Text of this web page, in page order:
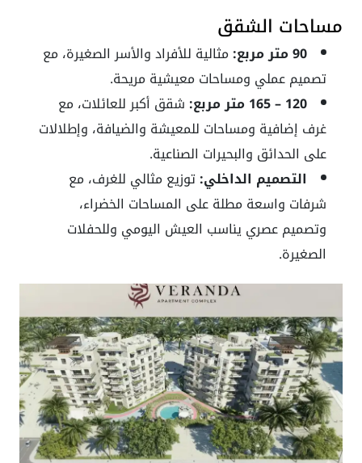
مساحات الشقق
90 متر مربع:
مثالية للأفراد والأسر الصغيرة، مع
تصميم عملي ومساحات معيشية مريحة.
120 – 165 متر مربع:
شقق أكبر للعائلات، مع
غرف إضافية ومساحات للمعيشة والضيافة، وإطلالات
على الحدائق والبحيرات الصناعية.
التصميم الداخلي:توزيع مثالي للغرف، مع
شرفات واسعة مطلة على المساحات الخضراء،
وتصميم عصري يناسب العيش اليومي وللحفلات
الصغيرة.